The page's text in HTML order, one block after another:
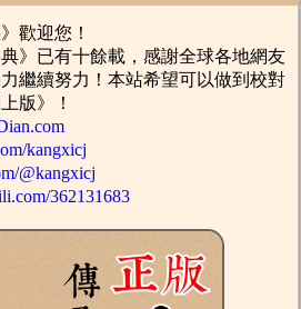
歡迎您！
已有十餘載，感謝全球各地網友
繼續努力！本站希望可以做到校對
版》！
kangxicj
@kangxicj
362131683